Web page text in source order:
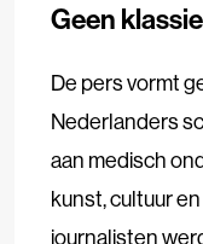
Geen
De pers vormt
Nederlanders
aan medisch
kunst, cultuur
journalisten